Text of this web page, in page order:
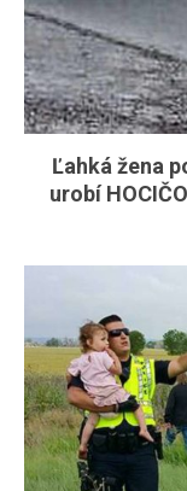
Ľahká žena
urobí